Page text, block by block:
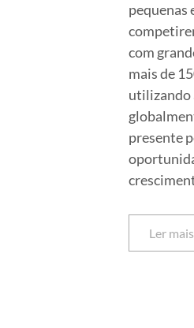
pequenas
com
mais de
utilizando
presente
Ler mais